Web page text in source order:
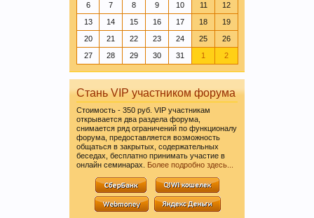
УБЕДИТЕЛЬНАЯ ПРОСЬБА!!! Покинуть личные
переписки, которые не актуальные для вас и не
имеют информационной ценности! СПАСИБО
6
7 8 9 10 11
12
13
14 15 16 17 18
19
20
21 22 23 24 25
26
27
28 29 30 31 1 2
Стань VIP участником форума
Стоимость - 350 руб. VIP участникам
открывается два раздела форума,
снимается ряд ограничений по функционалу
форума, предоставляется возможность
общаться в закрытых, содержательных
беседах, бесплатно принимать участие в
онлайн семинарах. Более подробно здесь...